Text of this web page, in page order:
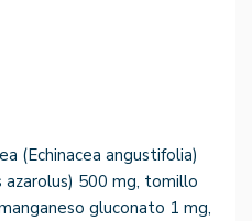
(Echinacea angustifolia)
azarolus) 500 mg, tomillo
gluconato 1 mg,